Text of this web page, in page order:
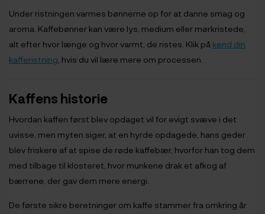
Under ristningen varmes bønnerne op for at danne smag og
aroma. Kaffebønner kan være lys, medium eller mørkristede,
alt efter hvor længe og hvor varmt, de ristes. Klik på kend din
kafferistning , hvis du vil lære mere om processen.
Kaffens historie
Hvordan kaffen først blev opdaget vil for evigt svæve i det
uvisse, men myten siger, at en hyrde opdagede, hans geder
blev friskere af at spise de røde kaffebær, hvorfor han tog dem
med tilbage til klosteret, hvor munkene drak et afkog af
bærrene, der gav dem mere energi.
De første sikre beretninger om kaffe stammer fra omkring år